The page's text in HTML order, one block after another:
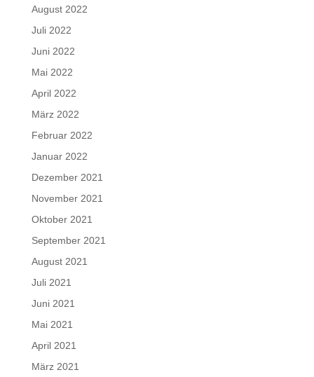
August 2022
Juli 2022
Juni 2022
Mai 2022
April 2022
März 2022
Februar 2022
Januar 2022
Dezember 2021
November 2021
Oktober 2021
September 2021
August 2021
Juli 2021
Juni 2021
Mai 2021
April 2021
März 2021